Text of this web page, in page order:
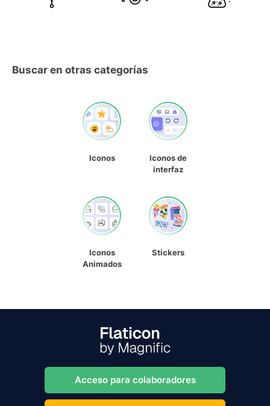
Buscar en otras categorías
Iconos
Iconos de
interfaz
Iconos
Animados
Stickers
Acceso para colaboradores